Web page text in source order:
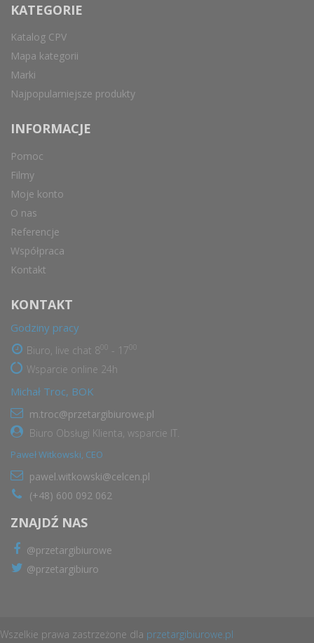
KATEGORIE
Katalog CPV
Mapa kategorii
Marki
Najpopularniejsze produkty
INFORMACJE
Pomoc
Filmy
Moje konto
O nas
Referencje
Współpraca
Kontakt
KONTAKT
Godziny pracy
Biuro, live chat 8 - 17
Wsparcie online 24h
Michał Troc, BOK
m.troc@przetargibiurowe.pl
Biuro Obsługi Klienta, wsparcie IT.
Paweł Witkowski, CEO
pawel.witkowski@celcen.pl
(+48) 600 092 062
ZNAJDŹ NAS
@przetargibiurowe
@przetargibiuro
Wszelkie prawa zastrzeżone dla przetargibiurowe.pl